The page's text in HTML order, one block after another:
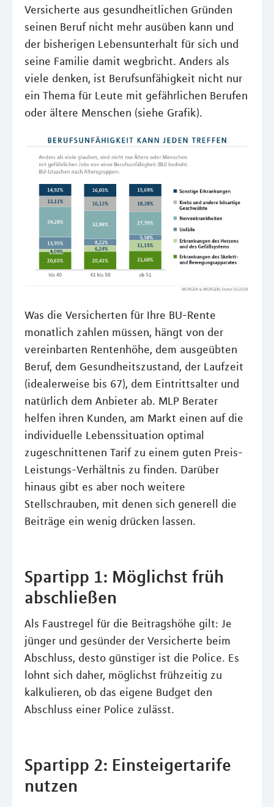
Versicherte aus gesundheitlichen Gründen
seinen Beruf nicht mehr ausüben kann und
der bisherigen Lebensunterhalt für sich und
seine Familie damit wegbricht. Anders als
viele denken, ist Berufsunfähigkeit nicht nur
ein Thema für Leute mit gefährlichen Berufen
oder ältere Menschen (siehe Grafik).
Was die Versicherten für Ihre BU-Rente
monatlich zahlen müssen, hängt von der
vereinbarten Rentenhöhe, dem ausgeübten
Beruf, dem Gesundheitszustand, der Laufzeit
(idealerweise bis 67), dem Eintrittsalter und
natürlich dem Anbieter ab. MLP Berater
helfen ihren Kunden, am Markt einen auf die
individuelle Lebenssituation optimal
zugeschnittenen Tarif zu einem guten Preis-
Leistungs-Verhältnis zu finden. Darüber
hinaus gibt es aber noch weitere
Stellschrauben, mit denen sich generell die
Beiträge ein wenig drücken lassen.
Spartipp 1: Möglichst früh
abschließen
Als Faustregel für die Beitragshöhe gilt: Je
jünger und gesünder der Versicherte beim
Abschluss, desto günstiger ist die Police. Es
lohnt sich daher, möglichst frühzeitig zu
kalkulieren, ob das eigene Budget den
Abschluss einer Police zulässt.
Spartipp 2: Einsteigertarife
nutzen